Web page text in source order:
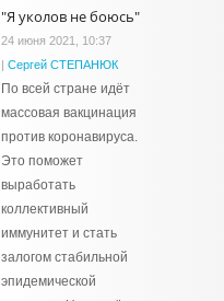
"Я уколов не боюсь"
24 июня 2021, 10:37
| Сергей СТЕПАНЮК
По всей стране идёт
массовая вакцинация
против коронавируса.
Это поможет
выработать
коллективный
иммунитет и стать
залогом стабильной
эпидемической